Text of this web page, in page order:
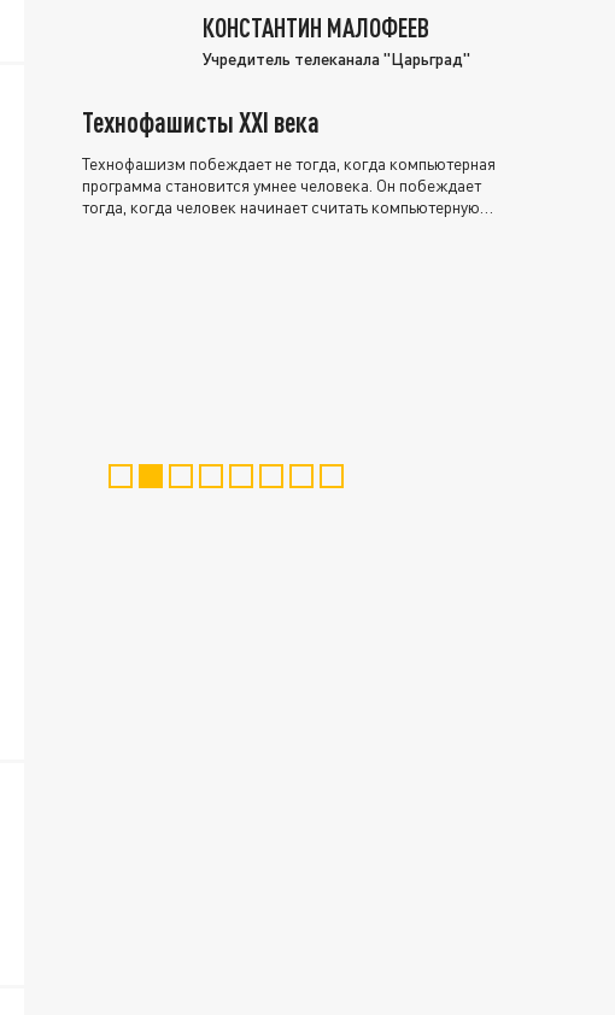
КОНСТАНТИН МАЛОФЕЕВ
Учредитель телеканала "Царьград"
Технофашисты XXI века
Технофашизм побеждает не тогда, когда компьютерная
программа становится умнее человека. Он побеждает
тогда, когда человек начинает считать компьютерную